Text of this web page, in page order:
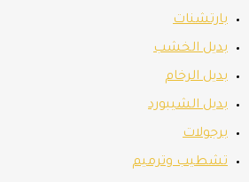
بارتشنات
بديل الخشب
بديل الرخام
بديل الشيبورد
برجولات
تشطيب وترميم